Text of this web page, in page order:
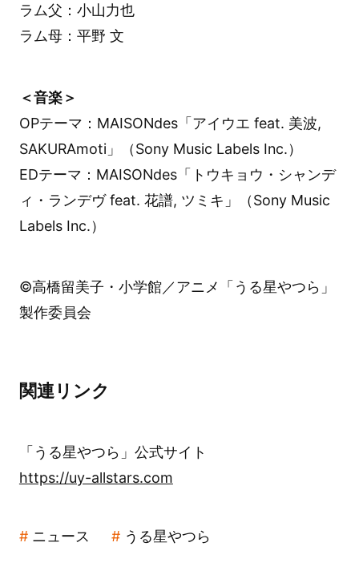
ラム父：小山力也
ラム母：平野 文
＜音楽＞
OPテーマ：MAISONdes「アイウエ feat. 美波,
SAKURAmoti」（Sony Music Labels Inc.）
EDテーマ：MAISONdes「トウキョウ・シャンデ
ィ・ランデヴ feat. 花譜, ツミキ」（Sony Music
Labels Inc.）
©高橋留美子・小学館／アニメ「うる星やつら」
製作委員会
関連リンク
「うる星やつら」公式サイト
https://uy-allstars.com
ニュース うる星やつら